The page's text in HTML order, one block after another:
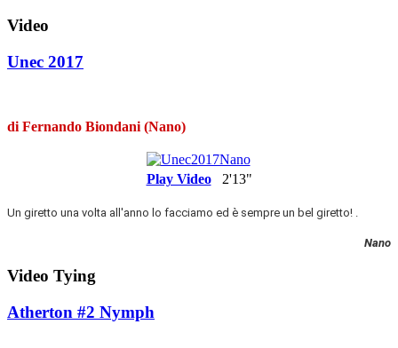
Video
Unec 2017
di Fernando Biondani (Nano)
Play Video 2'13"
Un giretto una volta all'anno lo facciamo ed è sempre un bel giretto!
Nano
Video Tying
Atherton #2 Nymph